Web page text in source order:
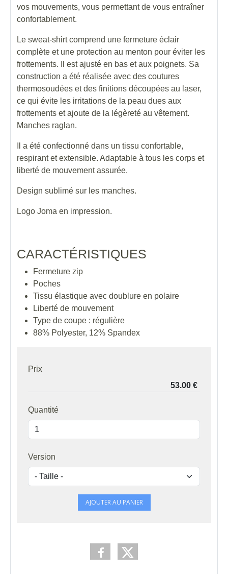
vos mouvements, vous permettant de vous entraîner
confortablement.
Le sweat-shirt comprend une fermeture éclair
complète et une protection au menton pour éviter les
frottements. Il est ajusté en bas et aux poignets. Sa
construction a été réalisée avec des coutures
thermosoudées et des finitions découpées au laser,
ce qui évite les irritations de la peau dues aux
frottements et ajoute de la légèreté au vêtement.
Manches raglan.
Il a été confectionné dans un tissu confortable,
respirant et extensible. Adaptable à tous les corps et
liberté de mouvement assurée.
Design sublimé sur les manches.
Logo Joma en impression.
CARACTÉRISTIQUES
Fermeture zip
Poches
Tissu élastique avec doublure en polaire
Liberté de mouvement
Type de coupe : régulière
88% Polyester, 12% Spandex
Prix
Quantité
Version
AJOUTER AU PANIER